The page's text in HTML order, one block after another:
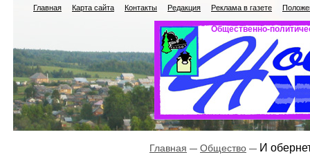
Главная Карта сайта Контакты Редакция Реклама в газете
Общественно-
Главная Общество И